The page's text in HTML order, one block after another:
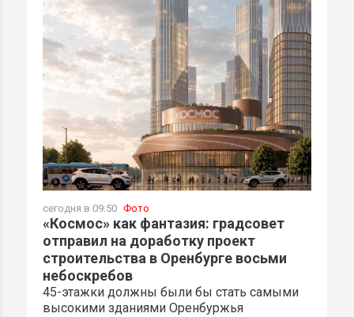
сегодня в 09:50 Фото
«Космос» как фантазия: градсовет
отправил на доработку проект
строительства в Оренбурге восьми
небоскребов
45-этажки должны были бы стать самыми
высокими зданиями Оренбуржья